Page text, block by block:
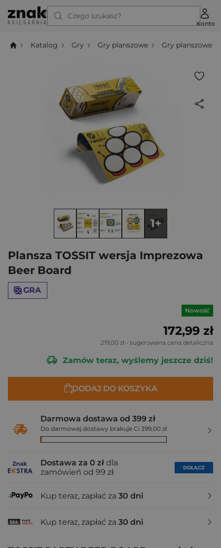
Czego szukasz?
Konto
Katalog Gry Gry planszowe Gry planszowe
Plansza TOSSIT wersja Imprezowa
Beer Board
GRA
1+
Nowość
172,99 zł
219,00 zł - sugerowana cena detaliczna
Zamów teraz, wyślemy jeszcze dziś!
DODAJ DO KOSZYKA
Darmowa dostawa od 399 zł
Do darmowej dostawy brakuje Ci 399,00 zł
Dostawa za 0 zł dla
zamówień od 99 zł
DOŁĄCZ
Kup teraz, zapłać za 30 dni
Kup teraz, zapłać za 30 dni